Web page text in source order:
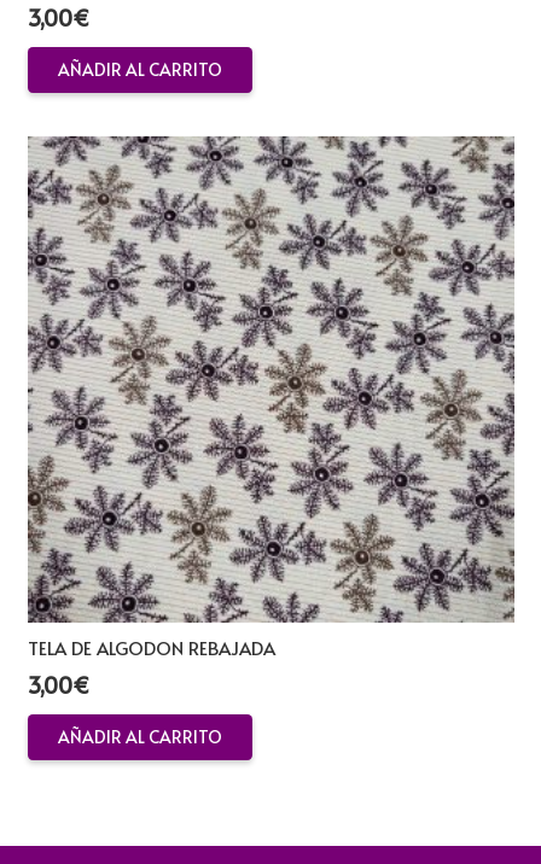
3,00€
AÑADIR AL CARRITO
TELA DE ALGODON REBAJADA
3,00€
AÑADIR AL CARRITO